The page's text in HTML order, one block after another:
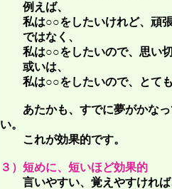
例えば、
私は○○をしたいけれど、頑張
ではなく、
私は○○をしたいので、思い切
或いは、
私は○○をしたいので、とても
あたかも、すでに夢がかなっ
い。
これが効果的です。
３）短めに、短いほど効果的
言いやすい、覚えやすければ